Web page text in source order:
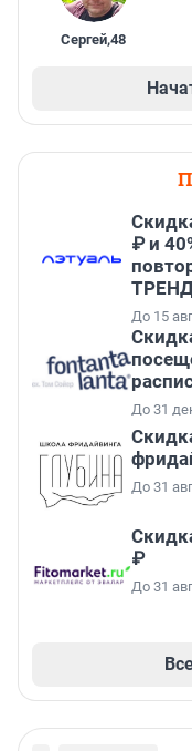
Сергей,48
₽ и
До 15
До 31
До 31
₽
До 31